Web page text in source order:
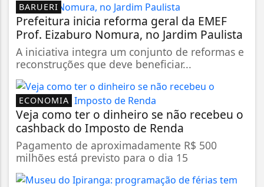
BARUERI
Prefeitura inicia reforma geral da EMEF
Prof. Eizaburo Nomura, no Jardim Paulista
A iniciativa integra um conjunto de reformas e
reconstruções que deve beneficiar...
ECONOMIA
Veja como ter o dinheiro se não recebeu o
cashback do Imposto de Renda
Pagamento de aproximadamente R$ 500
milhões está previsto para o dia 15